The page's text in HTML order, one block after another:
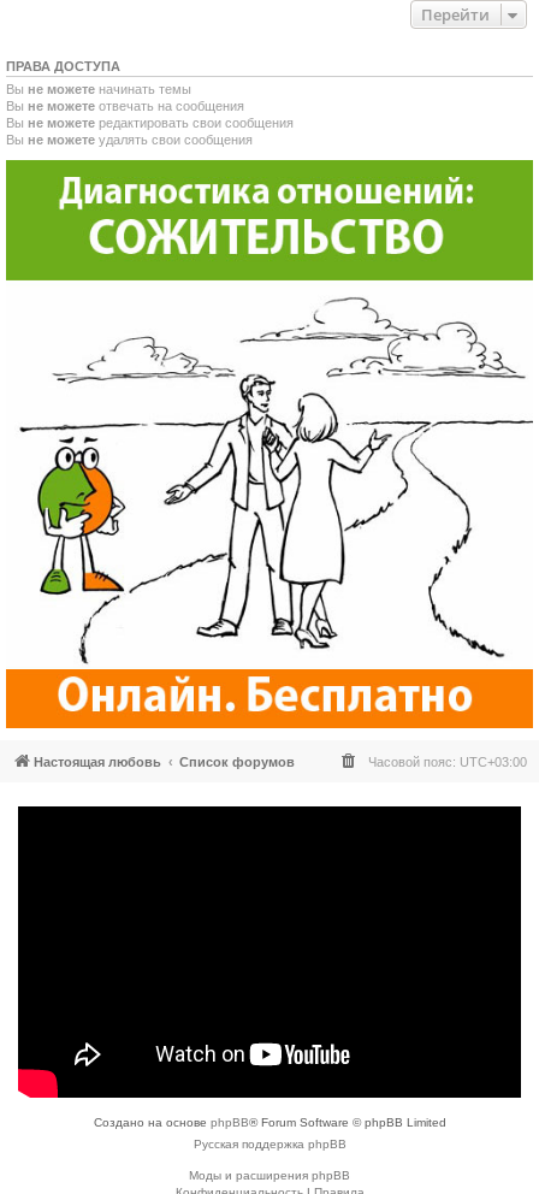
Перейти
ПРАВА ДОСТУПА
Вы не можете начинать темы
Вы не можете отвечать на сообщения
Вы не можете редактировать свои сообщения
Вы не можете удалять свои сообщения
Настоящая любовь Список форумов Часовой пояс: UTC+03:00
Создано на основе phpBB® Forum Software © phpBB Limited
Русская поддержка phpBB
Моды и расширения phpBB